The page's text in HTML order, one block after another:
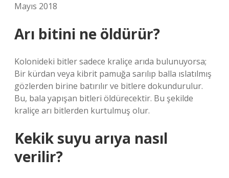
Mayıs 2018
Arı bitini ne öldürür?
Kolonideki bitler sadece kraliçe arıda bulunuyorsa;
Bir kürdan veya kibrit pamuğa sarılıp balla ıslatılmış
gözlerden birine batırılır ve bitlere dokundurulur.
Bu, bala yapışan bitleri öldürecektir. Bu şekilde
kraliçe arı bitlerden kurtulmuş olur.
Kekik suyu arıya nasıl
verilir?